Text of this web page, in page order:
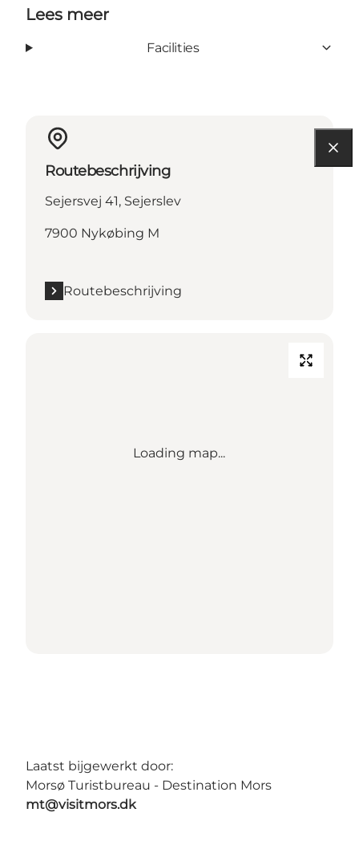
Lees meer
Facilities
Routebeschrijving
Sejersvej 41, Sejerslev
7900 Nykøbing M
Routebeschrijving
Loading map...
Laatst bijgewerkt door:
Morsø Turistbureau - Destination Mors
mt@visitmors.dk